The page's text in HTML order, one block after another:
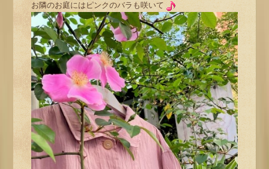
お隣のお庭にはピンクのバラも咲いて